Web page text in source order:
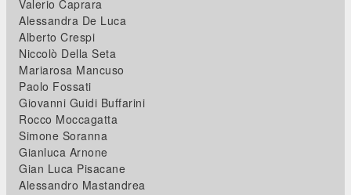
Valerio Caprara
Alessandra De Luca
Alberto Crespi
Niccolò Della Seta
Mariarosa Mancuso
Paolo Fossati
Giovanni Guidi Buffarini
Rocco Moccagatta
Simone Soranna
Gianluca Arnone
Gian Luca Pisacane
Alessandro Mastandrea